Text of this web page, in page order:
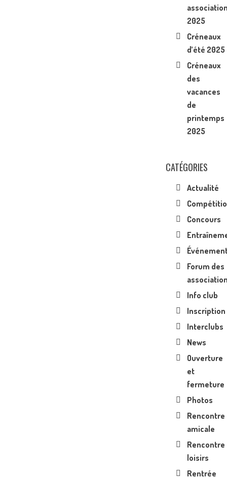
2025
Créneaux
d’été 2025
Créneaux
des
vacances
de
printemps
2025
CATÉGORIES
Actualité
Concours
Forum des
Info club
Inscription
Interclubs
News
Ouverture
et
fermeture
Photos
Rencontre
amicale
Rencontre
loisirs
Rentrée